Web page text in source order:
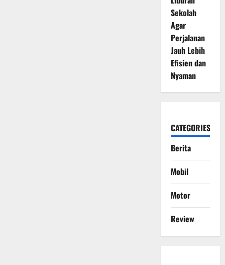
Sekolah
Agar
Perjalanan
Jauh Lebih
Efisien dan
Nyaman
CATEGORIES
Berita
Mobil
Motor
Review